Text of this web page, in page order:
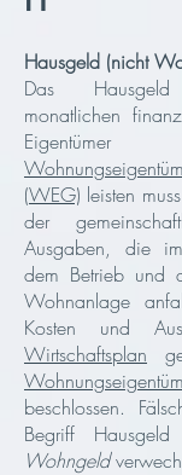
Hausgeld (nicht
Das
monatlichen
(WEG) leisten
der gemeinschaf
Ausgaben, die
dem Betrieb und
Wohnanlage
Kosten und
Wirtschaftsplan
beschlossen.
Begriff
Wohngeld